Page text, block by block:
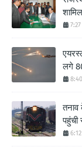
लगे
तनाव
पहुंची